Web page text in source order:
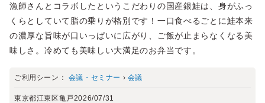
漁師さんとコラボしたというこだわりの国産銀鮭は、身がふっ
くらとしていて脂の乗りが格別です！一口食べるごとに鮭本来
の濃厚な旨味が口いっぱいに広がり、ご飯が止まらなくなる美
味しさ。冷めても美味しい大満足のお弁当です。
ご利用シーン： 会議・セミナー › 会議
東京都江東区亀戸2026/07/31